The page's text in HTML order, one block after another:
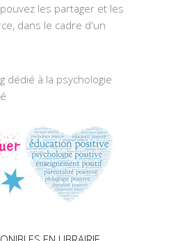
pouvez les partager et les
dans le cadre d'un
dédié à la psychologie